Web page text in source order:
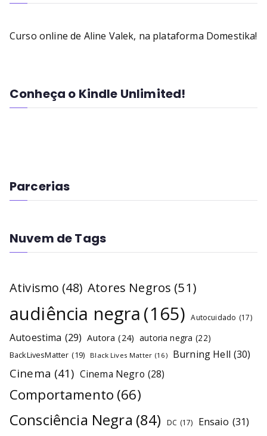
Curso online de Aline Valek, na plataforma Domestika!
Conheça o Kindle Unlimited!
Parcerias
Nuvem de Tags
Ativismo (48) Atores Negros (51)
audiência negra (165) Autocuidado (17)
Autoestima (29) Autora (24) autoria negra (22)
BackLivesMatter (19) Black Lives Matter (16) Burning Hell (30)
Cinema (41) Cinema Negro (28)
Comportamento (66)
Consciência Negra (84) DC (17) Ensaio (31)